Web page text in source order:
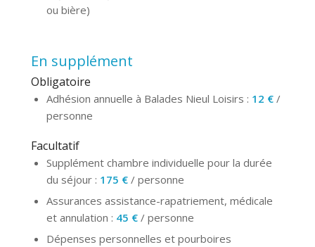
ou bière)
En supplément
Obligatoire
Adhésion annuelle à Balades Nieul Loisirs : 12 €/
personne
Facultatif
Supplément chambre individuelle pour la durée
du séjour : 175 €/ personne
Assurances assistance-rapatriement, médicale
et annulation : 45 €/ personne
Dépenses personnelles et pourboires